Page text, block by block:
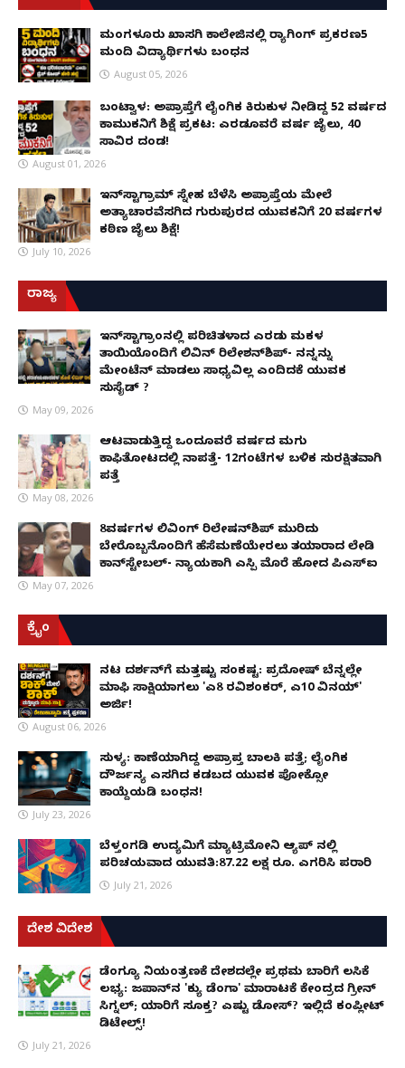
ಮಂಗಳೂರು ಖಾಸಗಿ ಕಾಲೇಜಿನಲ್ಲಿ ರ‌್ಯಾಗಿಂಗ್ ಪ್ರಕರಣ5
ಮಂದಿ ವಿದ್ಯಾರ್ಥಿಗಳು ಬಂಧನ
August 05, 2026
ಬಂಟ್ವಾಳ: ಅಪ್ರಾಪ್ತೆಗೆ ಲೈಂಗಿಕ ಕಿರುಕುಳ ನೀಡಿದ್ದ 52 ವರ್ಷದ
ಕಾಮುಕನಿಗೆ ಶಿಕ್ಷೆ ಪ್ರಕಟ: ಎರಡೂವರೆ ವರ್ಷ ಜೈಲು, ₹40
ಸಾವಿರ ದಂಡ!
August 01, 2026
ಇನ್‌ಸ್ಟಾಗ್ರಾಮ್ ಸ್ನೇಹ ಬೆಳೆಸಿ ಅಪ್ರಾಪ್ತೆಯ ಮೇಲೆ
ಅತ್ಯಾಚಾರವೆಸಗಿದ ಗುರುಪುರದ ಯುವಕನಿಗೆ 20 ವರ್ಷಗಳ
ಕಠಿಣ ಜೈಲು ಶಿಕ್ಷೆ!
July 10, 2026
ರಾಜ್ಯ
ಇನ್​ಸ್ಟಾಗ್ರಾಂನಲ್ಲಿ ಪರಿಚಿತಳಾದ ಎರಡು ಮಕ್ಕಳ
ತಾಯಿಯೊಂದಿಗೆ ಲಿವಿನ್ ರಿಲೇಶನ್​ಶಿಪ್- ನನ್ನನ್ನು
ಮೇಂಟೆನ್ ಮಾಡಲು ಸಾಧ್ಯವಿಲ್ಲ ಎಂದಿದಕ್ಕೆ ಯುವಕ
ಸುಸೈಡ್ ?
May 09, 2026
ಆಟವಾಡುತ್ತಿದ್ದ ಒಂದೂವರೆ ವರ್ಷದ ಮಗು
ಕಾಫಿತೋಟದಲ್ಲಿ ನಾಪತ್ತೆ- 12ಗಂಟೆಗಳ ಬಳಿಕ ಸುರಕ್ಷಿತವಾಗಿ
ಪತ್ತೆ
May 08, 2026
8ವರ್ಷಗಳ ಲಿವಿಂಗ್‌ ರಿಲೇಷನ್‌ಶಿಪ್ ಮುರಿದು
ಬೇರೊಬ್ಬನೊಂದಿಗೆ ಹೆಸೆಮಣೆಯೇರಲು ತಯಾರಾದ ಲೇಡಿ
ಕಾನ್‌ಸ್ಟೇಬಲ್- ನ್ಯಾಯಕ್ಕಾಗಿ ಎಸ್ಪಿ ಮೊರೆ ಹೋದ ಪಿಎಸ್ಐ
May 07, 2026
ಕ್ರೈಂ
ನಟ ದರ್ಶನ್‌ಗೆ ಮತ್ತಷ್ಟು ಸಂಕಷ್ಟ: ಪ್ರದೋಷ್ ಬೆನ್ನಲ್ಲೇ
ಮಾಫಿ ಸಾಕ್ಷಿಯಾಗಲು 'ಎ8 ರವಿಶಂಕರ್, ಎ10 ವಿನಯ್'
ಅರ್ಜಿ!
August 06, 2026
ಸುಳ್ಯ: ಕಾಣೆಯಾಗಿದ್ದ ಅಪ್ರಾಪ್ತ ಬಾಲಕಿ ಪತ್ತೆ; ಲೈಂಗಿಕ
ದೌರ್ಜನ್ಯ ಎಸಗಿದ ಕಡಬದ ಯುವಕ ಪೋಕ್ಸೋ
ಕಾಯ್ದೆಯಡಿ ಬಂಧನ!
July 23, 2026
ಬೆಳ್ತಂಗಡಿ ಉದ್ಯಮಿಗೆ ಮ್ಯಾಟ್ರಿಮೋನಿ ಆ್ಯಪ್ ನಲ್ಲಿ
ಪರಿಚಯವಾದ ಯುವತಿ:87.22 ಲಕ್ಷ ರೂ. ಎಗರಿಸಿ ಪರಾರಿ
July 21, 2026
ದೇಶ ವಿದೇಶ
ಡೆಂಗ್ಯೂ ನಿಯಂತ್ರಣಕ್ಕೆ ದೇಶದಲ್ಲೇ ಪ್ರಥಮ ಬಾರಿಗೆ ಲಸಿಕೆ
ಲಭ್ಯ: ಜಪಾನ್‌ನ 'ಕ್ಯು ಡೆಂಗಾ' ಮಾರಾಟಕ್ಕೆ ಕೇಂದ್ರದ ಗ್ರೀನ್
ಸಿಗ್ನಲ್; ಯಾರಿಗೆ ಸೂಕ್ತ? ಎಷ್ಟು ಡೋಸ್? ಇಲ್ಲಿದೆ ಕಂಪ್ಲೀಟ್
ಡಿಟೇಲ್ಸ್!
July 21, 2026